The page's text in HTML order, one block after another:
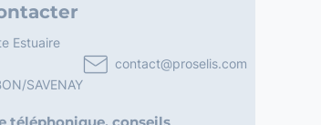
Estuaire
SAVENAY
contact@proselis.com